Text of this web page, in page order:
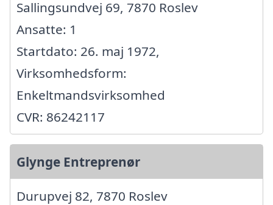
Sallingsundvej 69, 7870 Roslev
Ansatte: 1
Startdato: 26. maj 1972,
Virksomhedsform:
Enkeltmandsvirksomhed
CVR: 86242117
Glynge Entreprenør
Durupvej 82, 7870 Roslev